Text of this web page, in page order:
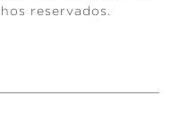
reservados.